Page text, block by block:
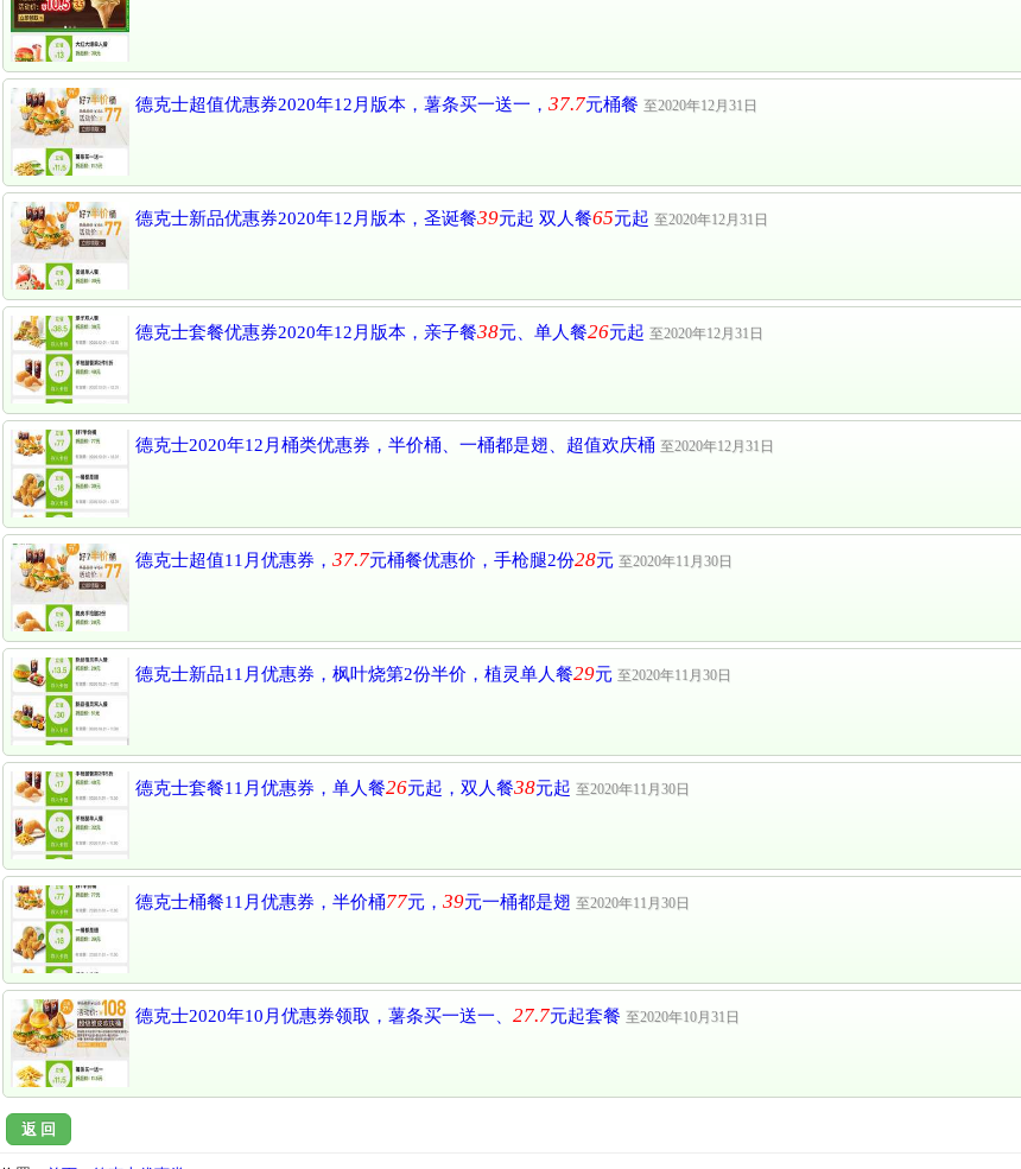
德克士超值优惠券2020年12月版本，薯条买一送一， 37.7元桶餐 至2020年12月31日
德克士新品优惠券2020年12月版本，圣诞餐39元起 双人餐65元起 至2020年12月31日
德克士套餐优惠券2020年12月版本，亲子餐38元、单人餐26元起 至2020年12月31日
德克士2020年12月桶类优惠券，半价桶、一桶都是翅、超值欢庆桶 至2020年12月31日
德克士超值11月优惠券， 37.7元桶餐优惠价，手枪腿2份28元 至2020年11月30日
德克士新品11月优惠券，枫叶烧第2份半价，植灵单人餐29元 至2020年11月30日
德克士套餐11月优惠券，单人餐26元起，双人餐38元起 至2020年11月30日
德克士桶餐11月优惠券，半价桶77元， 39元一桶都是翅 至2020年11月30日
德克士2020年10月优惠券领取，薯条买一送一、 27.7元起套餐 至2020年10月31日
返 回